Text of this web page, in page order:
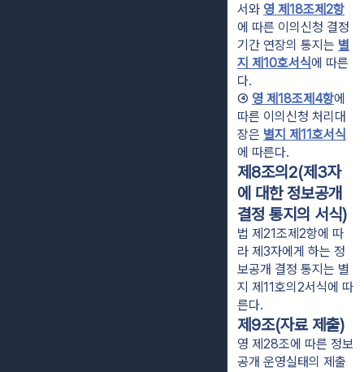
서와 영 제18조제2항
에 따른 이의신청 결정
기간 연장의 통지는 별
지 제10호서식에 따른
다.
④ 영 제18조제4항에
따른 이의신청 처리대
장은 별지 제11호서식
에 따른다.
제8조의2(제3자
에 대한 정보공개
결정 통지의 서식)
법 제21조제2항에 따
라 제3자에게 하는 정
보공개 결정 통지는 별
지 제11호의2서식에 따
른다.
제9조(자료 제출)
영 제28조에 따른 정보
공개 운영실태의 제출